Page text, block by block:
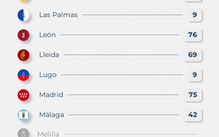
Las Palmas 9
León 76
Lleida 69
Lugo 9
Madrid 75
Málaga 42
Melilla